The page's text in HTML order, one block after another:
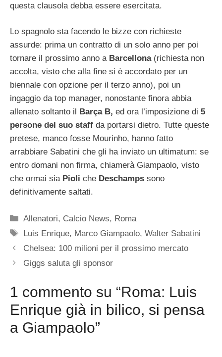
questa clausola debba essere esercitata.
Lo spagnolo sta facendo le bizze con richieste
assurde: prima un contratto di un solo anno per poi
tornare il prossimo anno a Barcellona (richiesta non
accolta, visto che alla fine si è accordato per un
biennale con opzione per il terzo anno), poi un
ingaggio da top manager, nonostante finora abbia
allenato soltanto il Barça B, ed ora l’imposizione di 5
persone del suo staff da portarsi dietro. Tutte queste
pretese, manco fosse Mourinho, hanno fatto
arrabbiare Sabatini che gli ha inviato un ultimatum: se
entro domani non firma, chiamerà Giampaolo, visto
che ormai sia Pioli che Deschamps sono
definitivamente saltati.
Categorie
Allenatori, Calcio News, Roma
Tag
Luis Enrique, Marco Giampaolo,Walter Sabatini
Chelsea: 100 milioni per il prossimo mercato
Giggs saluta gli sponsor
1 commento su “Roma: Luis
Enrique già in bilico, si pensa
a Giampaolo”